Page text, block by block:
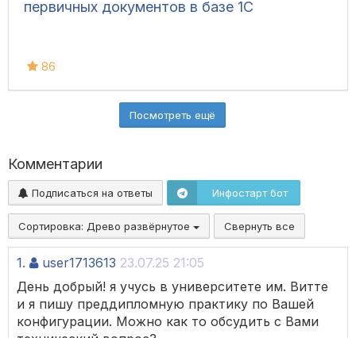
первичных документов в базе 1С
86
Посмотреть ещё
Комментарии
Подписаться на ответы Инфостарт бот
Сортировка: Древо развёрнутое Свернуть все
1. user1713613 23.07.25 21:05
День добрый! я учусь в университете им. Витте
и я пишу преддипломную практику по Вашей
конфигурации. Можно как то обсудить с Вами